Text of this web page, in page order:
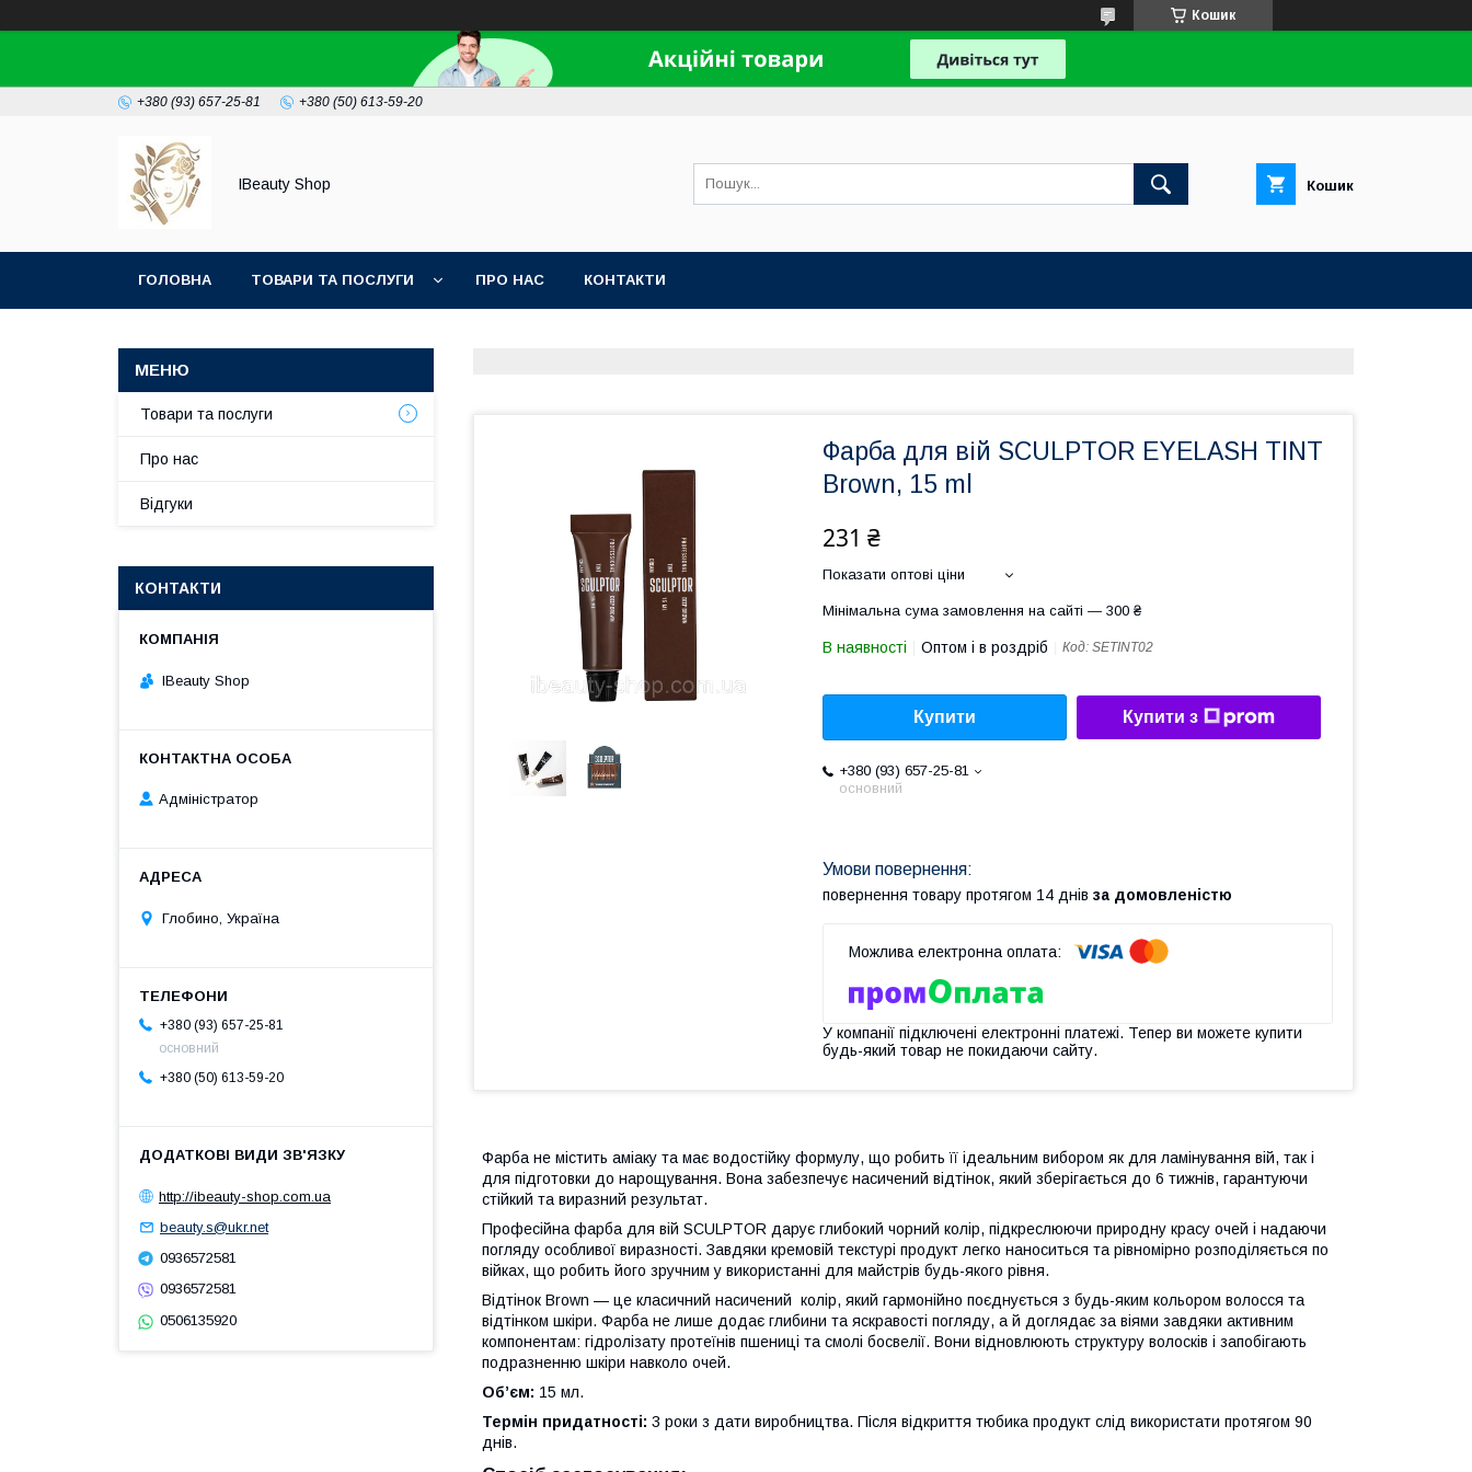
Кошик
+380 (93) 657-25-81 +380 (50) 613-59-20
IBeauty Shop Кошик
ГОЛОВНА ТОВАРИ ТА ПОСЛУГИ ПРО НАС КОНТАКТИ
Фарба для вій SCULPTOR EYELASH TINT
Brown, 15 ml
231 ₴
Показати оптові ціни
Мінімальна сума замовлення на сайті — 300 ₴
В наявності Оптом і в роздріб Код: SETINT02
Купити Купити з
+380 (93) 657-25-81
основний
повернення товару протягом 14 днів за домовленістю
У компанії підключені електронні платежі. Тепер ви можете купити
будь-який товар не покидаючи сайту.
Фарба не містить аміаку та має водостійку формулу, що робить її ідеальним вибором як для ламінування вій, так і
для підготовки до нарощування. Вона забезпечує насичений відтінок, який зберігається до 6 тижнів, гарантуючи
стійкий та виразний результат.
Професійна фарба для вій SCULPTOR дарує глибокий чорний колір, підкреслюючи природну красу очей і надаючи
погляду особливої виразності. Завдяки кремовій текстурі продукт легко наноситься та рівномірно розподіляється по
війках, що робить його зручним у використанні для майстрів будь-якого рівня.
Відтінок Brown — це класичний насичений колір, який гармонійно поєднується з будь-яким кольором волосся та
відтінком шкіри. Фарба не лише додає глибини та яскравості погляду, а й доглядає за віями завдяки активним
компонентам: гідролізату протеїнів пшениці та смолі босвелії. Вони відновлюють структуру волосків і запобігають
подразненню шкіри навколо очей.
Об’єм: 15 мл.
Термін придатності: 3 роки з дати виробництва. Після відкриття тюбика продукт слід використати протягом 90
днів.
Товари та послуги
Про нас
Відгуки
КОНТАКТИ
IBeauty Shop
Адміністратор
Глобино, Україна
+380 (93) 657-25-81
основний
+380 (50) 613-59-20
http://ibeauty-shop.com.ua
beauty.s@ukr.net
0936572581
0936572581
0506135920